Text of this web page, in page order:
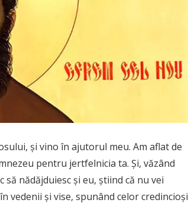
şi vino în ajutorul meu. Am aflat de
pentru jertfelnicia ta. Şi, văzând
nădăjduiesc şi eu, ştiind că nu vei
vedenii şi vise, spunând celor credincioşi